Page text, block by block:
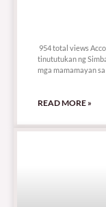
954 total views
tinututukan ng
mga mamamayan
READ MORE »